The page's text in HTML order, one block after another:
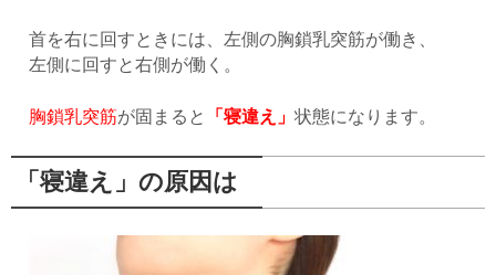
首を右に回すときには、左側の胸鎖乳突筋が働き、
左側に回すと右側が働く。
胸鎖乳突筋が固まると 「寝違え」 状態になります。
「寝違え」の原因は